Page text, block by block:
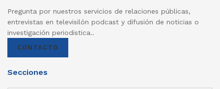
Pregunta por nuestros servicios de relaciones públicas,
entrevistas en televisilón podcast y difusión de noticias o
investigación periodistica..
CONTACTO
Secciones